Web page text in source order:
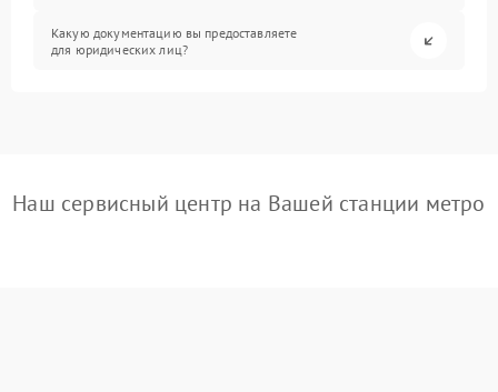
Какую документацию вы предоставляете
для юридических лиц?
Наш сервисный центр на Вашей станции метро